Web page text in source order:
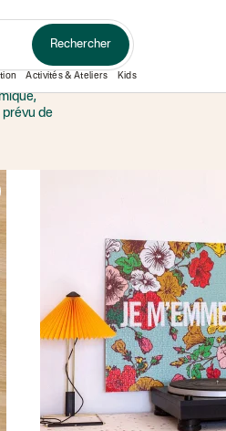
Rechercher
Activités & Ateliers Kids
prévu de